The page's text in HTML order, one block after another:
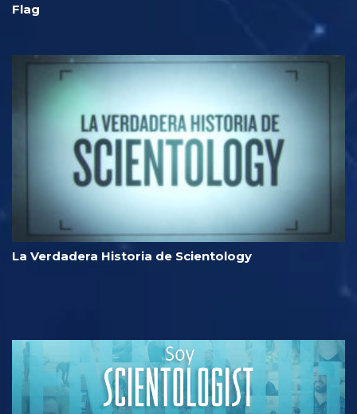
Flag
La Verdadera Historia de Scientology